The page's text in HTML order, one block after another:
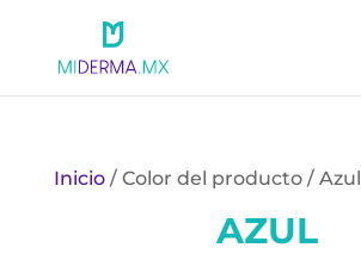
Inicio/ Color del producto / Azul
AZUL